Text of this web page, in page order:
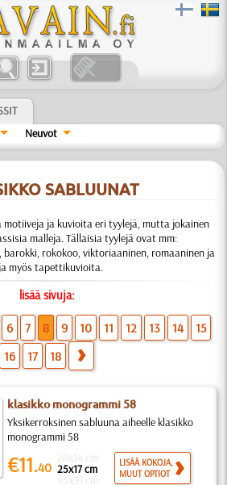
Neuvot
SABLUUNAT
ja kuvioita eri tyylejä, mutta jokainen
malleja. Tällaisia tyylejä ovat mm:
rokokoo, viktoriaaninen, romaaninen ja
myös tapettikuvioita.
lisää sivuja:
6 7 8 9 10 11 12 13 14
15
16
17 18
klasikko monogrammi 58
Yksikerroksinen sabluuna aiheelle klasikko
monogrammi 58
€11.40 25x17 cm
LISÄÄ KOKOJA,
MUUT OPTIOT